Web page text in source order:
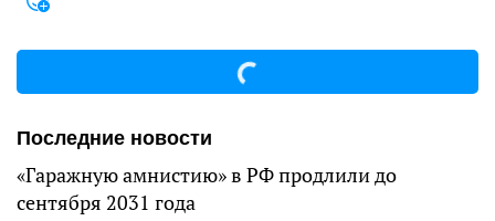
Последние новости
«Гаражную амнистию» в РФ продлили до
сентября 2031 года